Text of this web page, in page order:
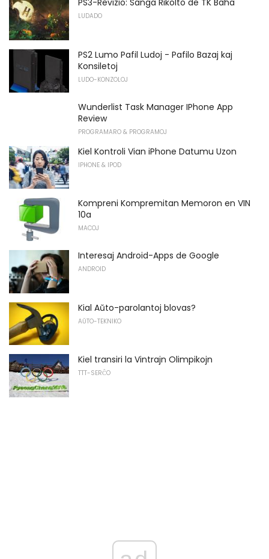
PS3-Revizio: Sanga Rikolto de TK Baha
LUDADO
PS2 Lumo Pafil Ludoj - Pafilo Bazaj kaj
Konsiletoj
LUDO-KONZOLOJ
Wunderlist Task Manager IPhone App
Review
PROGRAMARO & PROGRAMOJ
Kiel Kontroli Vian iPhone Datumu Uzon
IPHONE & IPOD
Kompreni Kompremitan Memoron en VIN
10a
MACOJ
Interesaj Android-Apps de Google
ANDROID
Kial Aŭto-parolantoj blovas?
AŬTO-TEKNIKO
Kiel transiri la Vintrajn Olimpikojn
TTT-SERĈO